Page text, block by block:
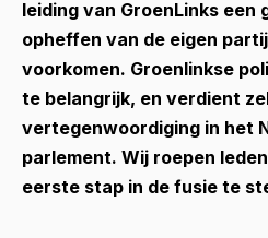
leiding van GroenLinks
opheffen van de eigen
voorkomen. Groenlinkse
te belangrijk, en verdient
vertegenwoordiging in het
parlement. Wij roepen
eerste stap in de fusie te